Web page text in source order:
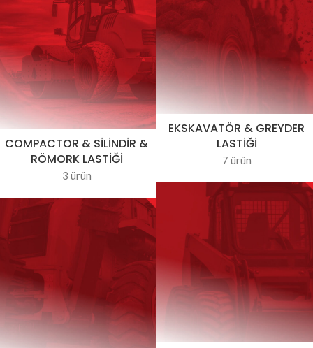
EKSKAVATÖR & GREYDER
LASTIĞI
7 ürün
COMPACTOR & SILINDIR &
RÖMORK LASTIĞI
3 ürün